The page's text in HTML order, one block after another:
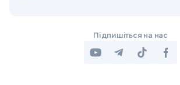
Підпишіться на нас